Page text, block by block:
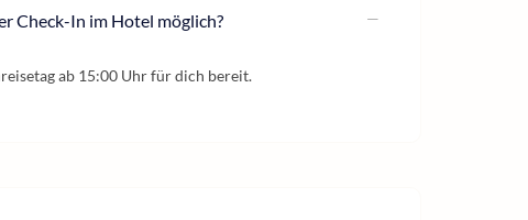
Check-In im Hotel möglich?
ab 15:00 Uhr für dich bereit.